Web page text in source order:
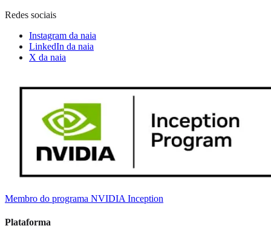
Redes sociais
Instagram da naia
LinkedIn da naia
X da naia
Membro do programa NVIDIA Inception
Plataforma